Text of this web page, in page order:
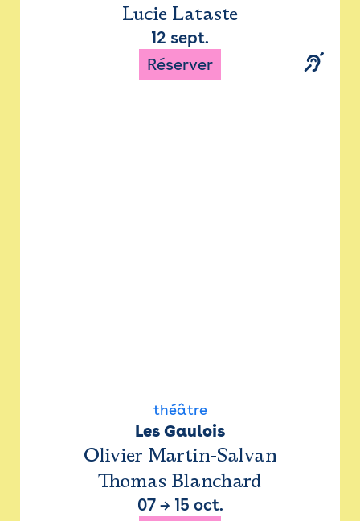
Lucie Lataste
12 sept.
Réserver
théâtre
Les Gaulois
Olivier Martin-Salvan
Thomas Blanchard
07→ 15 oct.